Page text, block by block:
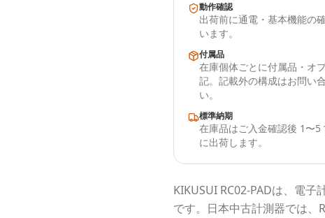
動作確認
出荷前に通電・基本機能の
います。
付属品
在庫個体ごとに付属品・オ
記。記載外の構成はお問い
い。
標準納期
在庫品はご入金確認後 1〜5
に出荷します。
KIKUSUI RC02-PADは、電子
です。 日本中古計測器では、